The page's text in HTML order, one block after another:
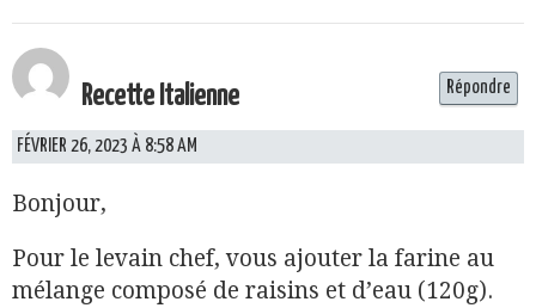
Recette Italienne
FÉVRIER 26, 2023 À 8:58 AM
Bonjour,
Pour le levain chef, vous ajouter la farine au
mélange composé de raisins et d’eau (120g).
Répondre